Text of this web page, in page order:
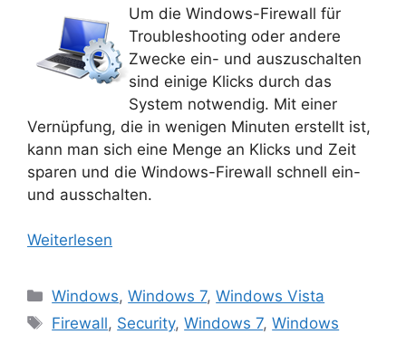
Um die Windows-Firewall für
Troubleshooting oder andere
Zwecke ein- und auszuschalten
sind einige Klicks durch das
System notwendig. Mit einer
Vernüpfung, die in wenigen Minuten erstellt ist,
kann man sich eine Menge an Klicks und Zeit
sparen und die Windows-Firewall schnell ein-
und ausschalten.
Weiterlesen
Kategorien
Windows,Windows 7,Windows Vista
Schlagwörter
Firewall, Security,Windows 7,Windows